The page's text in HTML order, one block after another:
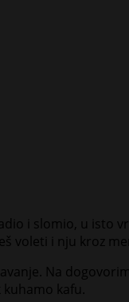
i slomio, u isto
voleti i nju kroz
Na
kafu.